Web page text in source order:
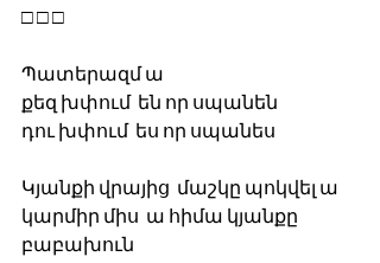
□ □ □
Պատերազմ ա
քեզ խփում  են որ սպանեն
դու խփում  ես որ սպանես
Կյանքի վրայից  մաշկը պոկվել ա
կարմիր միս  ա հիմա կյանքը
բաբախուն